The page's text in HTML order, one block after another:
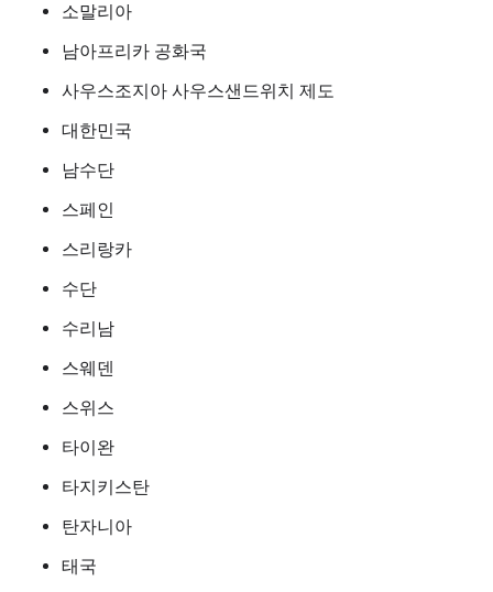
소말리아
남아프리카 공화국
사우스조지아 사우스샌드위치 제도
대한민국
남수단
스페인
스리랑카
수단
수리남
스웨덴
스위스
타이완
타지키스탄
탄자니아
태국